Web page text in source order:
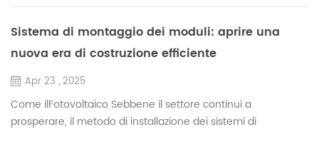
Sistema di montaggio dei moduli: aprire una
nuova era di costruzione efficiente
Apr 23 , 2025
Come ilFotovoltaico Sebbene il settore continui a
prosperare, il metodo di installazione dei sistemi di